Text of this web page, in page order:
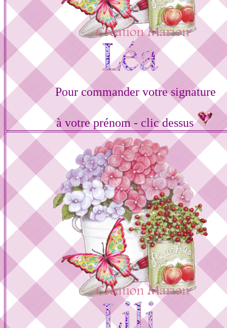
Pour commander votre signature
à votre prénom - clic dessus